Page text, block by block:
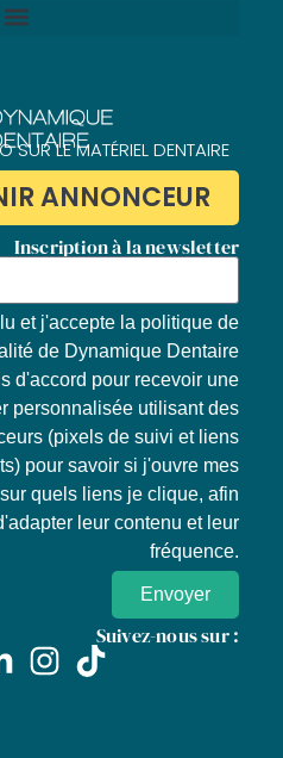
SUR LE MATÉRIEL DENTAIRE
ANNONCEUR
Inscription à la newsletter
et j'accepte la politique de
de Dynamique Dentaire
d'accord pour recevoir une
personnalisée utilisant des
(pixels de suivi et liens
pour savoir si j'ouvre mes
quels liens je clique, afin
leur contenu et leur
fréquence.
Envoyer
Suivez-nous sur :